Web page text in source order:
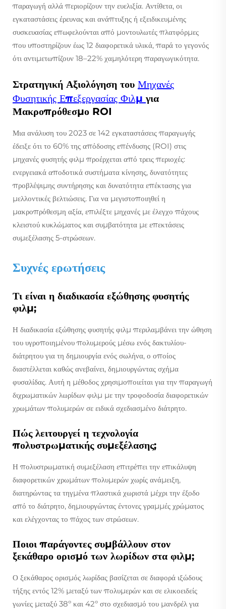
παραγωγή αλλά περιορίζουν την ευελιξία. Αντίθετα, οι
εγκαταστάσεις έρευνας και ανάπτυξης ή εξειδικευμένης
συσκευασίας επωφελούνται από μοντουλωτές πλατφόρμες
που υποστηρίζουν έως 12 διαφορετικά υλικά, παρά το γεγονός
ότι αντιμετωπίζουν 18–22% χαμηλότερη παραγωγικότητα.
Στρατηγική Αξιολόγηση του Μηχανές
Φυσητικής Επεξεργασίας Φιλμ για
Μακροπρόθεσμο ROI
Μια ανάλυση του 2023 σε 142 εγκαταστάσεις παραγωγής
έδειξε ότι το 60% της απόδοσης επένδυσης (ROI) στις
μηχανές φυσητής φιλμ προέρχεται από τρεις περιοχές:
ενεργειακά αποδοτικά συστήματα κίνησης, δυνατότητες
προβλέψιμης συντήρησης και δυνατότητα επέκτασης για
μελλοντικές βελτιώσεις. Για να μεγιστοποιηθεί η
μακροπρόθεσμη αξία, επιλέξτε μηχανές με έλεγχο πάχους
κλειστού κυκλώματος και συμβατότητα με επεκτάσεις
συμεξέλασης 5-στρώσεων.
Συχνές ερωτήσεις
Τι είναι η διαδικασία εξώθησης φυσητής
φιλμ;
Η διαδικασία εξώθησης φυσητής φιλμ περιλαμβάνει την ώθηση
του υγροποιημένου πολυμερούς μέσω ενός δακτυλίου-
διάτρητου για τη δημιουργία ενός σωλήνα, ο οποίος
διαστέλλεται καθώς ανεβαίνει, δημιουργώντας σχήμα
φυσαλίδας. Αυτή η μέθοδος χρησιμοποιείται για την παραγωγή
διχρωματικών λωρίδων φιλμ με την τροφοδοσία διαφορετικών
χρωμάτων πολυμερών σε ειδικά σχεδιασμένο διάτρητο.
Πώς λειτουργεί η τεχνολογία
πολυστρωματικής συμεξέλασης;
Η πολυστρωματική συμεξέλαση επιτρέπει την επικάλυψη
διαφορετικών χρωμάτων πολυμερών χωρίς ανάμειξη,
διατηρώντας τα τηγμένα πλαστικά χωριστά μέχρι την έξοδο
από το διάτρητο, δημιουργώντας έντονες γραμμές χρώματος
και ελέγχοντας το πάχος των στρώσεων.
Ποιοι παράγοντες συμβάλλουν στον
ξεκάθαρο ορισμό των λωρίδων στα φιλμ;
Ο ξεκάθαρος ορισμός λωρίδας βασίζεται σε διαφορά ιξώδους
τήξης εντός 12% μεταξύ των πολυμερών και σε ελικοειδείς
γωνίες μεταξύ 38º και 42º στο σχεδιασμό του μανδρέλ για